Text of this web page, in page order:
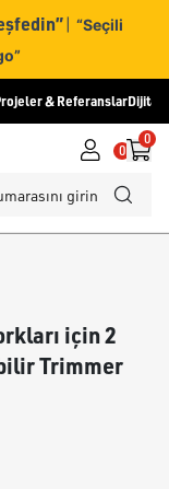
| “Seçili
& ReferanslarDijital
0
0
için 2
Trimmer